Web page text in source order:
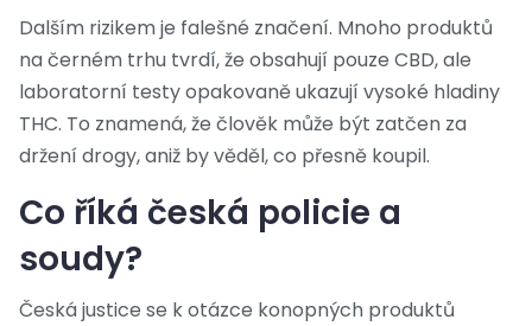
Dalším rizikem je falešné značení. Mnoho produktů
na černém trhu tvrdí, že obsahují pouze CBD, ale
laboratorní testy opakovaně ukazují vysoké hladiny
THC. To znamená, že člověk může být zatčen za
držení drogy, aniž by věděl, co přesně koupil.
Co říká česká policie a
soudy?
Česká justice se k otázce konopných produktů